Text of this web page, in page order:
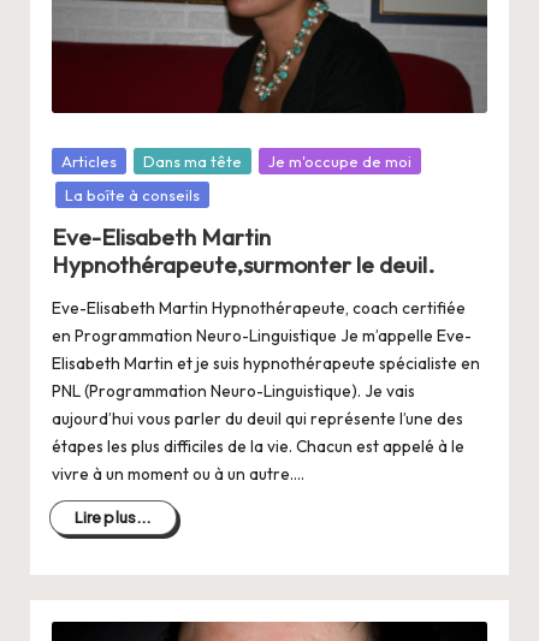
Posté
dans
Articles Dans ma tête
Je m'occupe de moi
La boîte à conseils
Eve-Elisabeth Martin
Hypnothérapeute,surmonter le deuil.
Eve-Elisabeth Martin Hypnothérapeute, coach certifiée
en Programmation Neuro-Linguistique Je m’appelle Eve-
Elisabeth Martin et je suis hypnothérapeute spécialiste en
PNL (Programmation Neuro-Linguistique). Je vais
aujourd’hui vous parler du deuil qui représente l’une des
étapes les plus difficiles de la vie. Chacun est appelé à le
vivre à un moment ou à un autre.…
Lire plus...